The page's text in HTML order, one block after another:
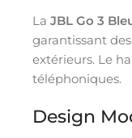
La JBL Go 3
garantissant
extérieurs. Le
téléphoniques.
Design